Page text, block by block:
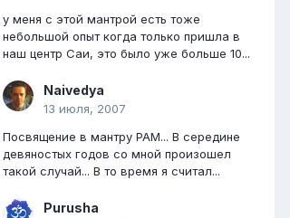
у меня с этой мантрой есть тоже
небольшой опыт когда только пришла в
наш центр Саи, это было уже больше 10...
Naivedya
13 июля, 2007
Посвящение в мантру РАМ... В середине
девяностых годов со мной произошел
такой случай... В то время я считал...
Purusha